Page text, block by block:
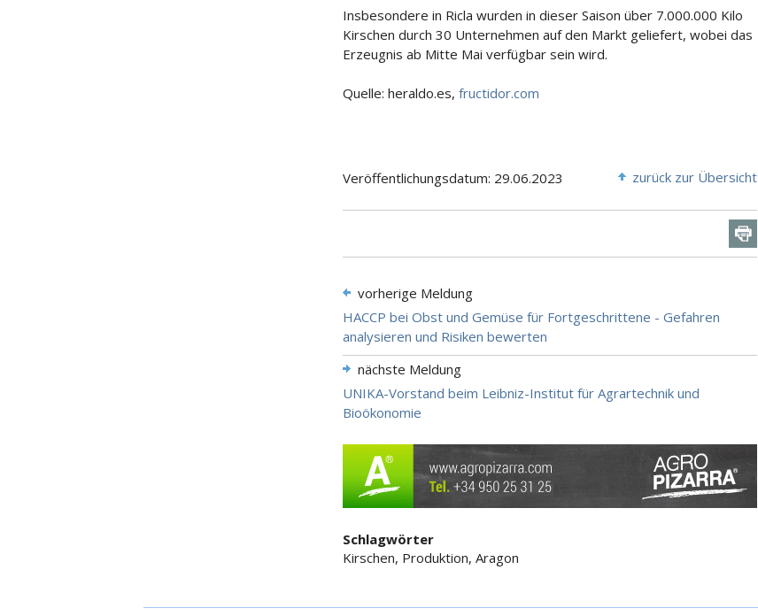
Insbesondere in Ricla wurden in dieser Saison über 7.000.000 Kilo
Kirschen durch 30 Unternehmen auf den Markt geliefert, wobei das
Erzeugnis ab Mitte Mai verfügbar sein wird.
Quelle: heraldo.es, fructidor.com
Veröffentlichungsdatum: 29.06.2023 zurück zur Übersicht
vorherige Meldung
HACCP bei Obst und Gemüse für Fortgeschrittene - Gefahren
analysieren und Risiken bewerten
nächste Meldung
UNIKA-Vorstand beim Leibniz-Institut für Agrartechnik und
Bioökonomie
Schlagwörter
Kirschen, Produktion, Aragon